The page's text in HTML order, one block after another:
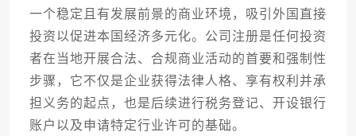
一个稳定且有发展前景的商业环境，吸引外国直接
投资以促进本国经济多元化。公司注册是任何投资
者在当地开展合法、合规商业活动的首要和强制性
步骤，它不仅是企业获得法律人格、享有权利并承
担义务的起点，也是后续进行税务登记、开设银行
账户以及申请特定行业许可的基础。